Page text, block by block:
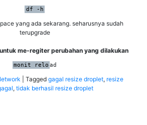
df -h
yang ada sekarang. seharusnya sudah
terupgrade
me-regiter perubahan yang dilakukan
monit relo ad
Tagged gagal resize droplet, resize
, tidak berhasil resize droplet